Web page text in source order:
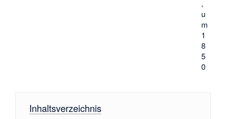
,
u
m
1
8
5
0
Inhaltsverzeichnis